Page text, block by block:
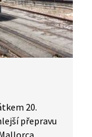
20.
přepravu